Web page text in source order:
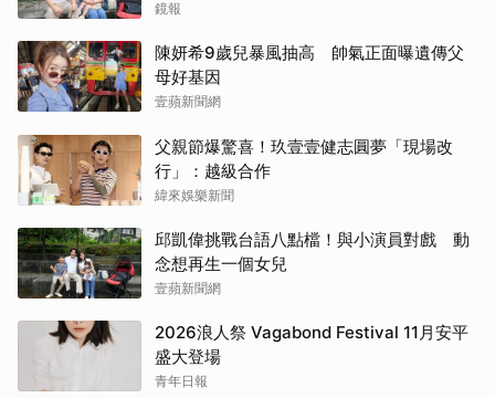
動念再拚一胎
鏡報
陳妍希9歲兒暴風抽高 帥氣正面曝遺傳父
母好基因
壹蘋新聞網
父親節爆驚喜！玖壹壹健志圓夢「現場改
行」：越級合作
緯來娛樂新聞
邱凱偉挑戰台語八點檔！與小演員對戲 動
念想再生一個女兒
壹蘋新聞網
2026浪人祭 Vagabond Festival 11月安平
盛大登場
青年日報